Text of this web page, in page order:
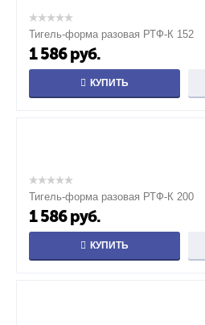
Тигель-форма разовая РТФ-К 152
1 586 руб.
КУПИТЬ
Тигель-форма разовая РТФ-К 200
1 586 руб.
КУПИТЬ